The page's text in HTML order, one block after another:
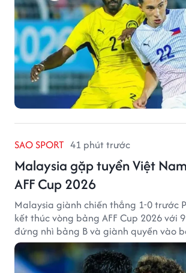
SAO SPORT 41 phút trước
Malaysia gặp tuyển Việt
AFF Cup 2026
Malaysia giành chiến thắng 1-0 trước
kết thúc vòng bảng AFF Cup 2026 với
đứng nhì bảng B và giành quyền vào
tuyển Việt Nam.